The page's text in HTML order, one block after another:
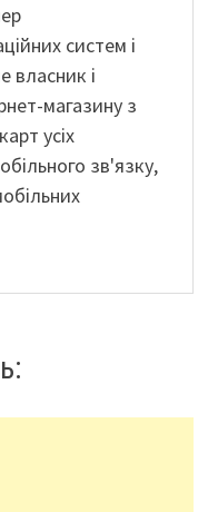
систем і
власник і
магазину з
усіх
зв'язку,